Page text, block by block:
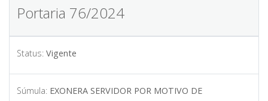
Portaria 76/2024
Status: Vigente
Súmula: EXONERA SERVIDOR POR MOTIVO DE